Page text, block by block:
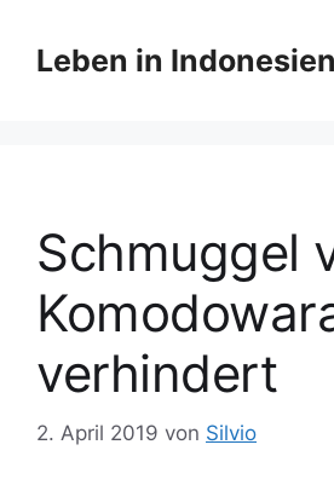
Leben in Indonesien
Schmuggel
verhindert
2. April 2019 von Silvio